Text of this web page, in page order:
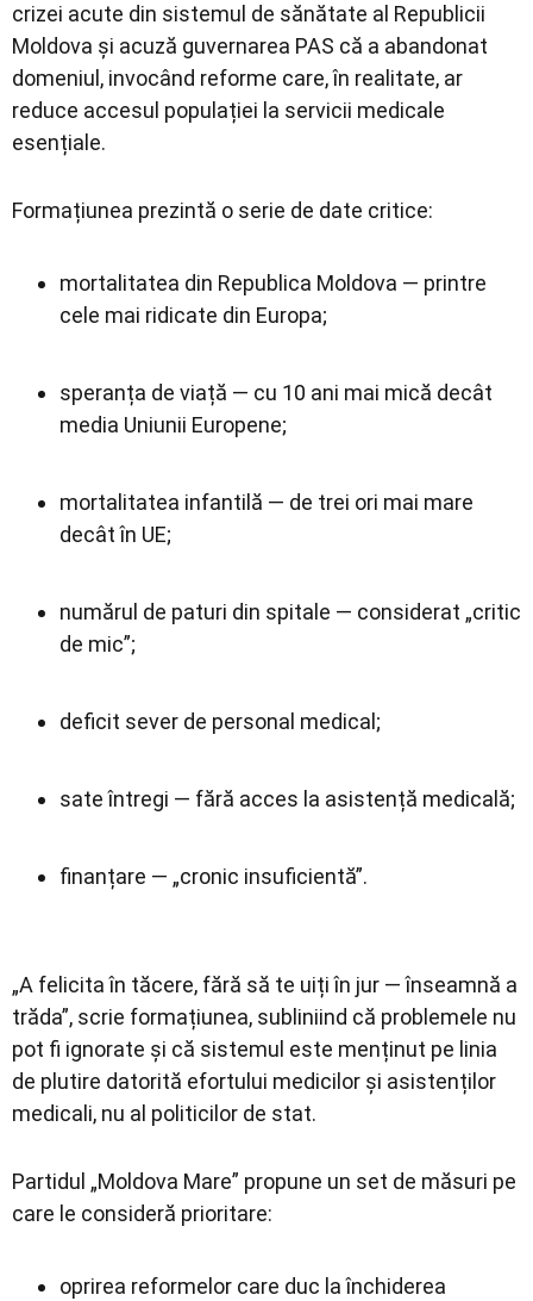
crizei acute din sistemul de sănătate al Republicii
Moldova și acuză guvernarea PAS că a abandonat
domeniul, invocând reforme care, în realitate, ar
reduce accesul populației la servicii medicale
esențiale.
Formațiunea prezintă o serie de date critice:
mortalitatea din Republica Moldova — printre
cele mai ridicate din Europa;
speranța de viață — cu 10 ani mai mică decât
media Uniunii Europene;
mortalitatea infantilă — de trei ori mai mare
decât în UE;
numărul de paturi din spitale — considerat „critic
de mic”;
deficit sever de personal medical;
sate întregi — fără acces la asistență medicală;
finanțare — „cronic insuficientă”.
„A felicita în tăcere, fără să te uiți în jur — înseamnă a
trăda”, scrie formațiunea, subliniind că problemele nu
pot fi ignorate și că sistemul este menținut pe linia
de plutire datorită efortului medicilor și asistenților
medicali, nu al politicilor de stat.
Partidul „Moldova Mare” propune un set de măsuri pe
care le consideră prioritare:
oprirea reformelor care duc la închiderea